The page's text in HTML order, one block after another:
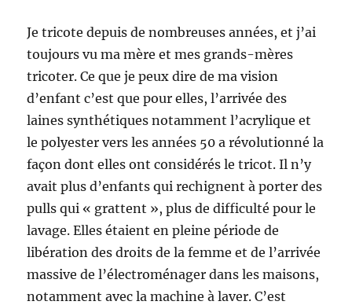
Je tricote depuis de nombreuses années, et j’ai
toujours vu ma mère et mes grands-mères
tricoter. Ce que je peux dire de ma vision
d’enfant c’est que pour elles, l’arrivée des
laines synthétiques notamment l’acrylique et
le polyester vers les années 50 a révolutionné la
façon dont elles ont considérés le tricot. Il n’y
avait plus d’enfants qui rechignent à porter des
pulls qui « grattent », plus de difficulté pour le
lavage. Elles étaient en pleine période de
libération des droits de la femme et de l’arrivée
massive de l’électroménager dans les maisons,
notamment avec la machine à laver. C’est